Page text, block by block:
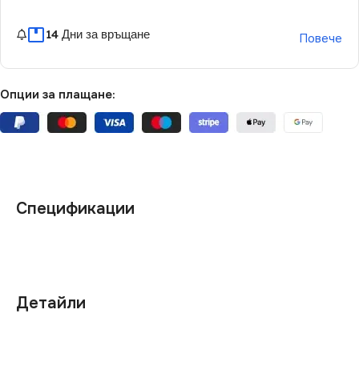
14 Дни за връщане Повече
Опции за плащане:
Детайли
Спецификации